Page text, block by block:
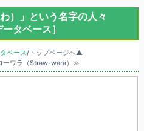
）」という名字の人々
ータベース］
ベース/トップページへ▲
ーワラ（Straw-wara）≫